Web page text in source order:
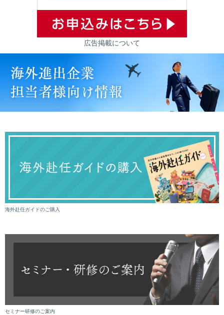
広告掲載について
海外赴任ガイドのご購入
セミナー研修のご案内